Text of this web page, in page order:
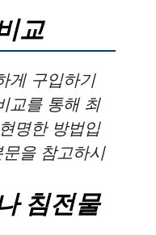
교
게 구입하기
교를 통해 최
명한 방법입
을 참고하시
침전물